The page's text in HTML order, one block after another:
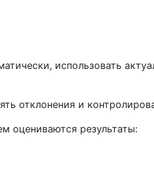
использовать
отклонения и
оцениваются результаты: